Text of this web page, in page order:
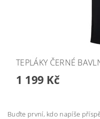
TEPLÁKY ČERNÉ
1 199 Kč
Buďte první, kdo napíše